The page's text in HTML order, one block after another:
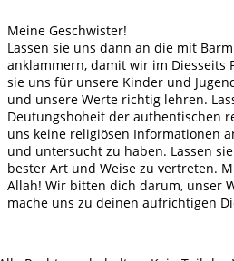
Meine Geschwister!
Lassen sie uns dann an die mit
anklammern, damit wir im Diesseits
sie uns für unsere Kinder und
und unsere Werte richtig lehren.
Deutungshoheit der authentischen
uns keine religiösen Informationen
und untersucht zu haben. Lassen
bester Art und Weise zu vertreten.
Allah! Wir bitten dich darum, unser
mache uns zu deinen aufrichtigen